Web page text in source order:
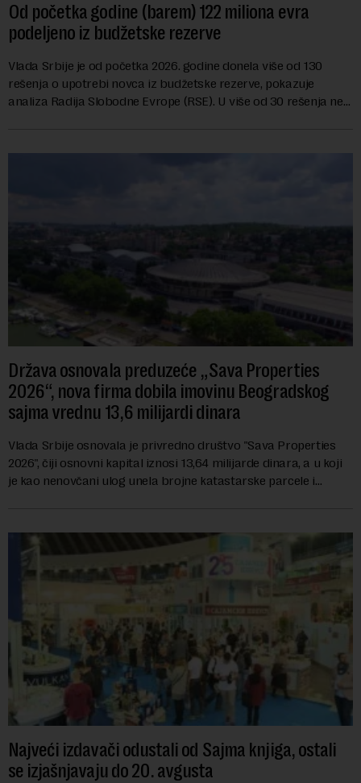
Od početka godine (barem) 122 miliona evra
podeljeno iz budžetske rezerve
Vlada Srbije je od početka 2026. godine donela više od 130
rešenja o upotrebi novca iz budžetske rezerve, pokazuje
analiza Radija Slobodne Evrope (RSE). U više od 30 rešenja ne
Država osnovala preduzeće „Sava Properties
2026“, nova firma dobila imovinu Beogradskog
sajma vrednu 13,6 milijardi dinara
Vlada Srbije osnovala je privredno društvo "Sava Properties
2026", čiji osnovni kapital iznosi 13,64 milijarde dinara, a u koji
je kao nenovčani ulog unela brojne katastarske parcele i
Najveći izdavači odustali od Sajma knjiga, ostali
se izjašnjavaju do 20. avgusta